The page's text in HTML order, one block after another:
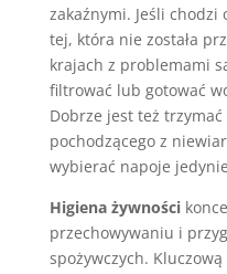
zakaźnymi. Jeśli
tej, która nie została
krajach z problemami
filtrować lub gotować
Dobrze jest też
pochodzącego z
wybierać napoje
Higiena żywności
przechowywaniu i
spożywczych.